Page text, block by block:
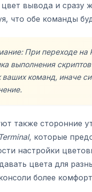
цвет вывода и сразу
что обе команды
При переходе на
выполнения
ваших команд, иначе
также сторонние
, которые
настройки
цвета для
более